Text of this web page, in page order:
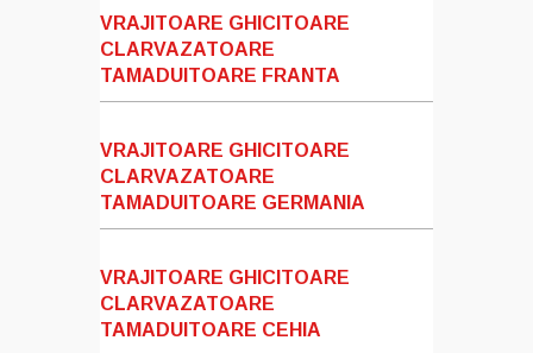
VRAJITOARE GHICITOARE
CLARVAZATOARE
TAMADUITOARE FRANTA
VRAJITOARE GHICITOARE
CLARVAZATOARE
TAMADUITOARE GERMANIA
VRAJITOARE GHICITOARE
CLARVAZATOARE
TAMADUITOARE CEHIA